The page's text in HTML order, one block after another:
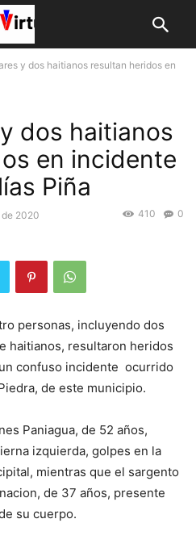
y dos haitianos resultan heridos en
dos haitianos
en incidente
Piña
de 2020 0
410
personas, incluyendo dos
haitianos, resultaron heridos
confuso incidente ocurrido
de este municipio.
Paniagua, de 52 años,
izquierda, golpes en la
mientras que el sargento
de 37 años, presente
su cuerpo.